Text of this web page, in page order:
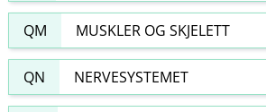
QM MUSKLER OG SKJELETT
QN NERVESYSTEMET